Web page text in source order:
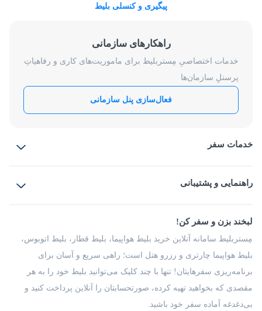
پیگیری و کنسلی بلیط
راهکارهای سازمانی
خدمات اختصاصیِ مِستربلیط برای ماموریت‌های کاری و رفاهیاتِ
پرسنلِ سازمان‌ها
فعال‌سازی پنل سازمانی
خدمات سفر
بلیط قطار
راهنمایی و پشتیبانی
شرایط و مقررات
راهکار سازمانی
فرصت‌های شغلی
درباره ما
لبخند بزن و سفر کن!
مِستربلیط سامانه آنلاین خرید بلیط هواپیما، بلیط قطار، بلیط اتوبوس،
بلیط هواپیما چارتری و رزرو هتل است؛ راهی سریع و آسان برای
برنامه‌ریزی سفرهایتان! تنها با چند کلیک می‌توانید بلیط خود را به هر
مقصدی که بخواهید تهیه کرده، صورتحسابتان را آنلاین پرداخت کنید و
بی‌دغدغه آماده سفر خود باشید.